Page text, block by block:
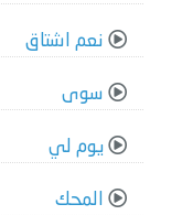
نعم اشتاق
سوى
يوم لي
المحك